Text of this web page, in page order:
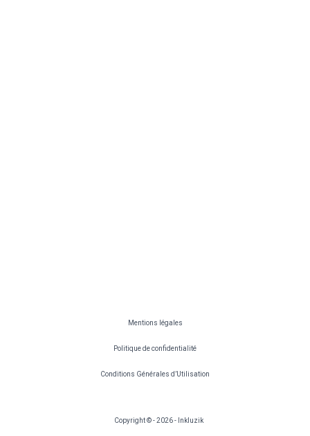
Mentions légales
Politique de confidentialité
Conditions Générales d’Utilisation
Copyright © - 2026 - Inkluzik